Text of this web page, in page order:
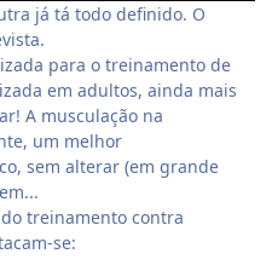
já tá todo definido. O
para o treinamento de
em adultos, ainda mais
A musculação na
um melhor
sem alterar (em grande
treinamento contra
se: